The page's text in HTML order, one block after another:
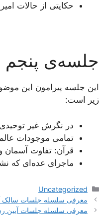
حکایتی از حالات
جلسه‌ی پنجم
این جلسه پیرامون این
زیر است:
در نگرش غیر
تمامی موجودات
قرآن: تفاوت آسمان
ماجرای عده‌ای که
دسته‌ها
Uncategorized
ناوبری
نوشته‌ها
معرفی سلسله جلسات سالک
معرفی سلسله جلسات آیین